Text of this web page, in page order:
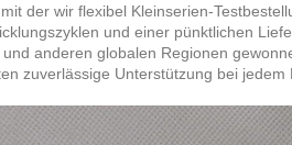
der wir flexibel Kleinserien-
und einer pünktlichen
anderen globalen Regionen
zuverlässige Unterstützung bei jedem